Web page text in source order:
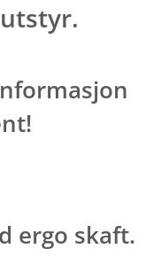
ergo skaft.